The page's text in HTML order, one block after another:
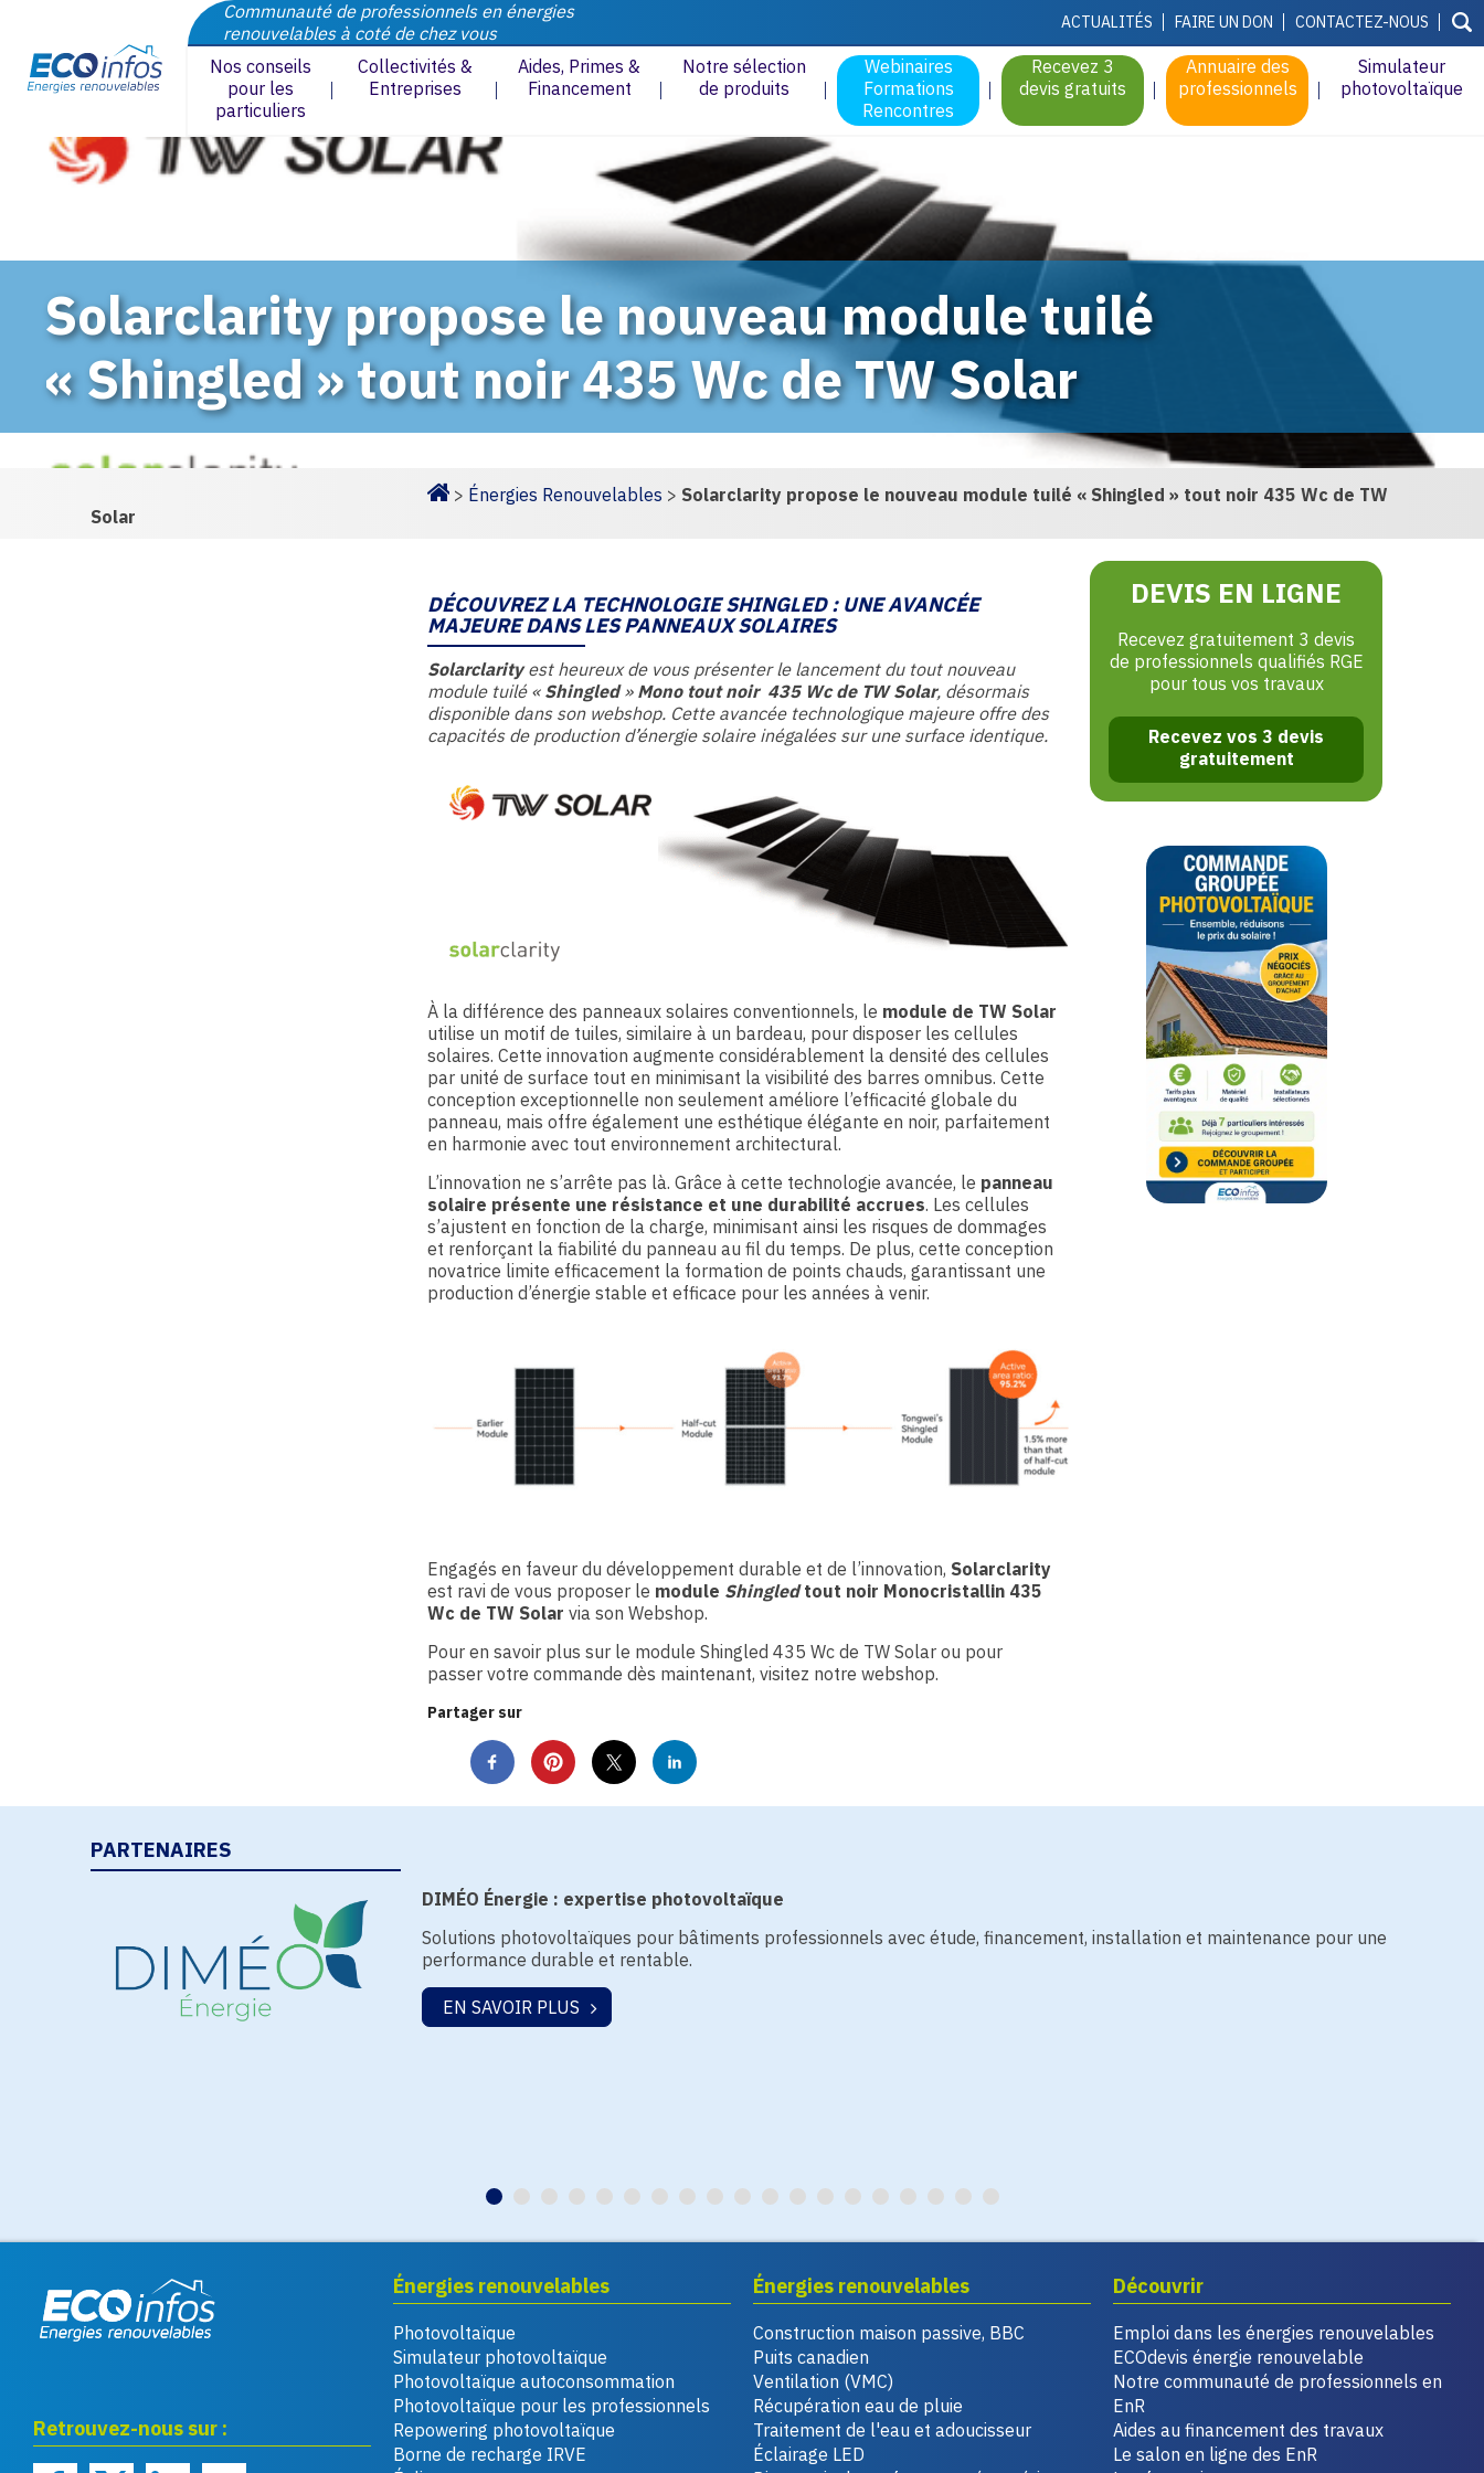
Communauté de professionnels en énergies
renouvelables à coté de chez vous
ACTUALITÉS FAIRE UN DON CONTACTEZ-NOUS
Nos conseils
pour les
particuliers
Collectivités &
Entreprises
Aides, Primes &
Financement
Notre sélection
de produits
Webinaires
Formations
Rencontres
Recevez 3
devis gratuits
Annuaire des
professionnels
Simulateur
photovoltaïque
Solarclarity propose le nouveau module tuilé
« Shingled » tout noir 435 Wc de TW Solar
> Énergies Renouvelables > Solarclarity propose le nouveau module tuilé « Shingled » tout noir 435 Wc de TW
Solar
DÉCOUVREZ LA TECHNOLOGIE SHINGLED : UNE AVANCÉE
MAJEURE DANS LES PANNEAUX SOLAIRES
Solarclarityest heureux de vous présenter le lancement du tout nouveau
module tuilé « Shingled» Mono tout noir 435 Wc de TW Solar, désormais
disponible dans son webshop. Cette avancée technologique majeure offre des
capacités de production d’énergie solaire inégalées sur une surface identique.
À la différence des panneaux solaires conventionnels, le module de TW Solar
utilise un motif de tuiles, similaire à un bardeau, pour disposer les cellules
solaires. Cette innovation augmente considérablement la densité des cellules
par unité de surface tout en minimisant la visibilité des barres omnibus. Cette
conception exceptionnelle non seulement améliore l’efficacité globale du
panneau, mais offre également une esthétique élégante en noir, parfaitement
en harmonie avec tout environnement architectural.
L’innovation ne s’arrête pas là. Grâce à cette technologie avancée, le panneau
solaire présente une résistance et une durabilité accrues. Les cellules
s’ajustent en fonction de la charge, minimisant ainsi les risques de dommages
et renforçant la fiabilité du panneau au fil du temps. De plus, cette conception
novatrice limite efficacement la formation de points chauds, garantissant une
production d’énergie stable et efficace pour les années à venir.
Engagés en faveur du développement durable et de l’innovation, Solarclarity
est ravi de vous proposer le module Shingledtout noir Monocristallin 435
Wc de TW Solar via son Webshop.
Pour en savoir plus sur le module Shingled 435 Wc de TW Solar ou pour
passer votre commande dès maintenant, visitez notre webshop.
Partager sur
DEVIS EN LIGNE
Recevez gratuitement 3 devis
de professionnels qualifiés RGE
pour tous vos travaux
Recevez vos 3 devis
gratuitement
PARTENAIRES
DIMÉO Énergie : expertise photovoltaïque
Solutions photovoltaïques pour bâtiments professionnels avec étude, financement, installation et maintenance pour une
performance durable et rentable.
EN SAVOIR PLUS
Retrouvez-nous sur :
Énergies renouvelables
Photovoltaïque
Simulateur photovoltaïque
Photovoltaïque autoconsommation
Photovoltaïque pour les professionnels
Repowering photovoltaïque
Borne de recharge IRVE
Énergies renouvelables
Construction maison passive, BBC
Puits canadien
Ventilation (VMC)
Récupération eau de pluie
Traitement de l'eau et adoucisseur
Éclairage LED
Découvrir
Emploi dans les énergies renouvelables
ECOdevis énergie renouvelable
Notre communauté de professionnels en
EnR
Aides au financement des travaux
Le salon en ligne des EnR